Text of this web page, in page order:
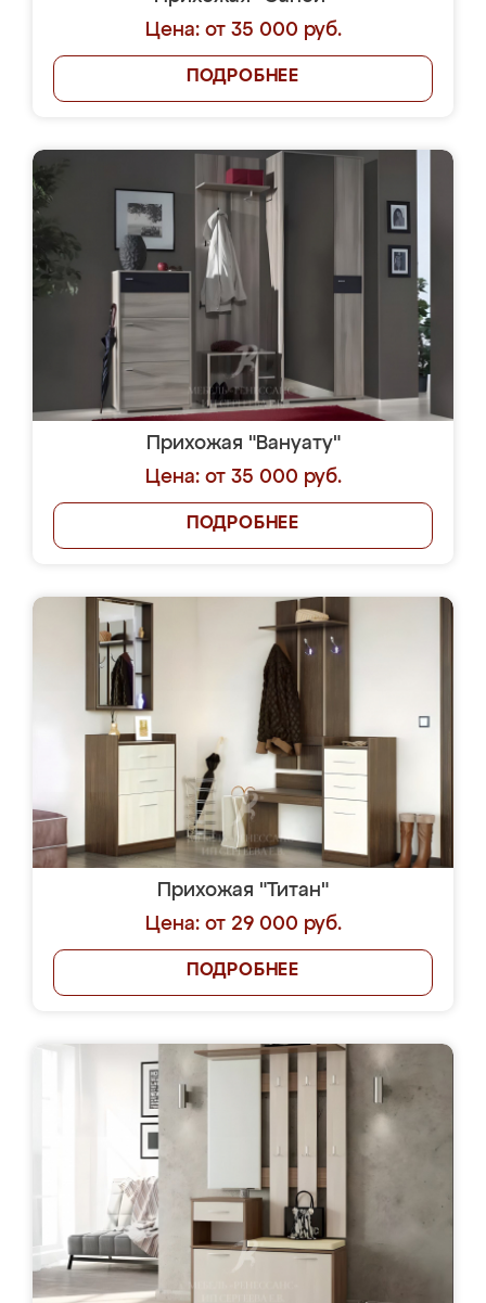
Цена: от 35 000 руб.
ПОДРОБНЕЕ
Прихожая "Вануату"
Цена: от 35 000 руб.
ПОДРОБНЕЕ
Прихожая "Титан"
Цена: от 29 000 руб.
ПОДРОБНЕЕ